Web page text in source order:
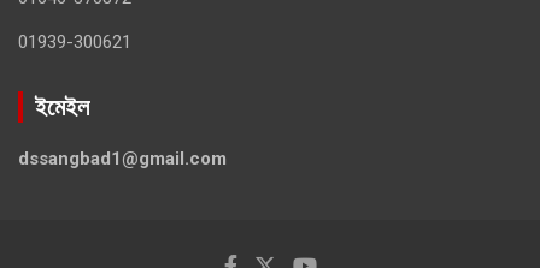
01939-300621
ইমেইল
dssangbad1@gmail.com